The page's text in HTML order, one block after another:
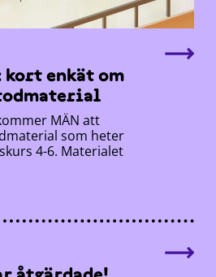
kort enkät om
MÄN att
som heter
4-6. Materialet